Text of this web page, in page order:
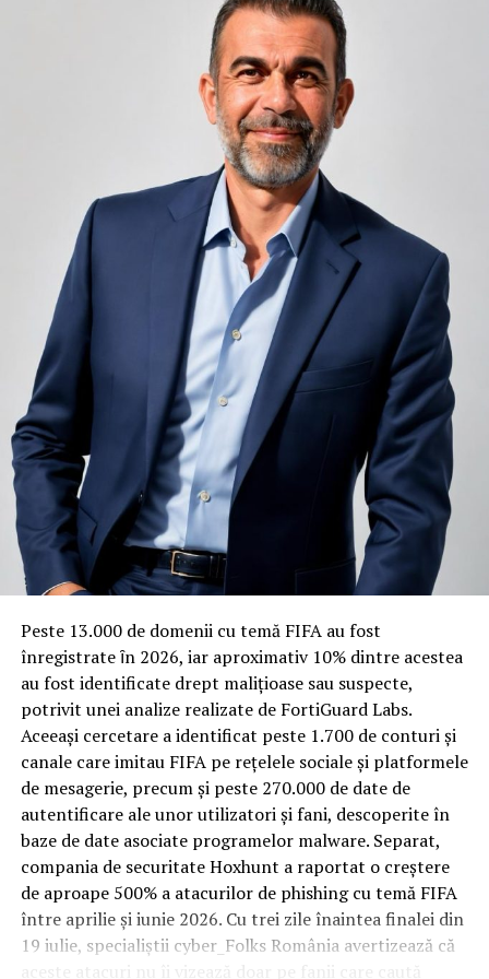
Camerele de hotel sunt, prin natura lor, spații apropiate
unele de altele, separate de pereți care nu pot fi făcuți
infinit de groși din motive practice și economice.
Zgomotul pașilor din camera de sus sau din coridorul
adiacent rămâne una dintre cele mai frecvente
nemulțumiri semnalate de oaspeți în recenziile online,
chiar și la unități altfel apreciate pentru servicii și
locație. De multe ori, oaspeții nu identifică pardoseala
drept sursa reală a problemei, ci descriu simplu senzația
de spațiu zgomotos sau agitat.
Pardoseala joacă un rol important în absorbția acestor
sunete, mai ales în zonele de trecere frecventă dintre
cameră și baie sau dintre pat și fereastră. Un material cu
proprietăți fonoabsorbante bune reduce transmiterea
zgomotului către camerele vecine și către etajele
inferioare, un aspect esențial mai ales în clădirile mai
vechi, cu structuri care nu au fost proiectate inițial
pentru izolare fonică performantă.
Rotația rapidă a oaspeților cere
materiale rezistente
Spre diferență de o locuință obișnuită, o cameră de hotel
trece printr-un ciclu de utilizare intensă: oaspeți diferiți,
bagaje trase pe roți, curățenie zilnică, uneori mai multe
rezervări consecutive în aceeași săptămână. Această
frecvență ridicată de utilizare pune presiune reală pe
orice suprafață, iar pardoseala este printre primele
elemente afectate vizibil, mai ales în zona din jurul
patului și a ușii de acces.
În etapa de renovare sau construcție, administratorii
care iau în calcul mocheta trafic intens
pentru zonele
cu rotație mare reduc riscul de uzură prematură și de
decolorare vizibilă în punctele de trecere frecventă. Este
o decizie care ține mai puțin de stil și mai mult de
Peste 13.000 de domenii cu temă FIFA au fost
înregistrate ȋn 2026, iar aproximativ 10% dintre acestea
au fost identificate drept malițioase sau suspecte,
potrivit unei analize realizate de FortiGuard Labs.
Aceeași cercetare a identificat peste 1.700 de conturi și
canale care imitau FIFA pe rețelele sociale și platformele
de mesagerie, precum și peste 270.000 de date de
autentificare ale unor utilizatori și fani, descoperite în
baze de date asociate programelor malware. Separat,
compania de securitate Hoxhunt a raportat o creștere
de aproape 500% a atacurilor de phishing cu temă FIFA
între aprilie și iunie 2026. Cu trei zile înaintea finalei din
19 iulie, specialiștii cyber_Folks România avertizează că